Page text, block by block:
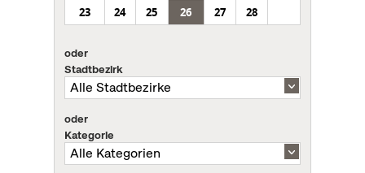
23
24 25 26 27 28
oder
Stadtbezirk
oder
Kategorie